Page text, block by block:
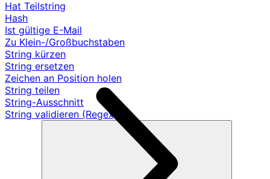
Hat Teilstring
Hash
Ist gültige E-Mail
Zu Klein-/Großbuchstaben
String kürzen
String ersetzen
Zeichen an Position holen
String teilen
String-Ausschnitt
String validieren (Regex)